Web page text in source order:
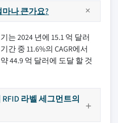
나 큰가요?
는 2024 년에 15.1 억 달러
간 중 11.6%의 CAGR에서
44.9 억 달러에 도달 할 것
라벨 세그먼트의